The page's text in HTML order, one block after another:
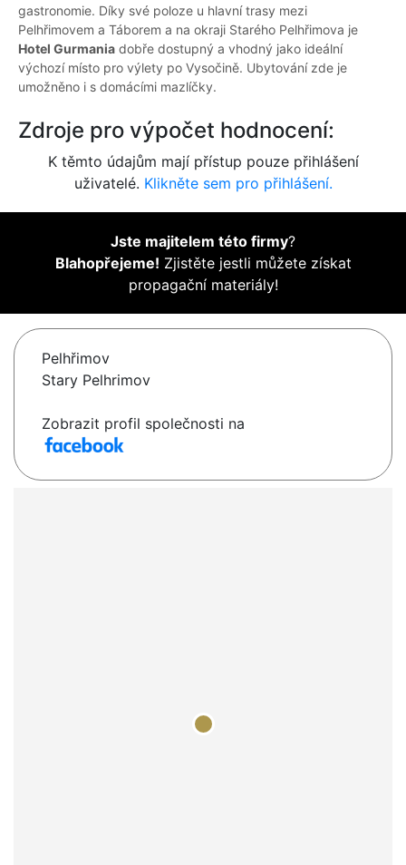
gastronomie. Díky své poloze u hlavní trasy mezi
Pelhřimovem a Táborem a na okraji Starého Pelhřimova je
Hotel Gurmania dobře dostupný a vhodný jako ideální
výchozí místo pro výlety po Vysočině. Ubytování zde je
umožněno i s domácími mazlíčky.
Zdroje pro výpočet hodnocení:
K těmto údajům mají přístup pouze přihlášení
uživatelé. Klikněte sem pro přihlášení.
Jste majitelem této firmy?
Blahopřejeme! Zjistěte jestli můžete získat
propagační materiály!
Pelhřimov
Stary Pelhrimov
Zobrazit profil společnosti na